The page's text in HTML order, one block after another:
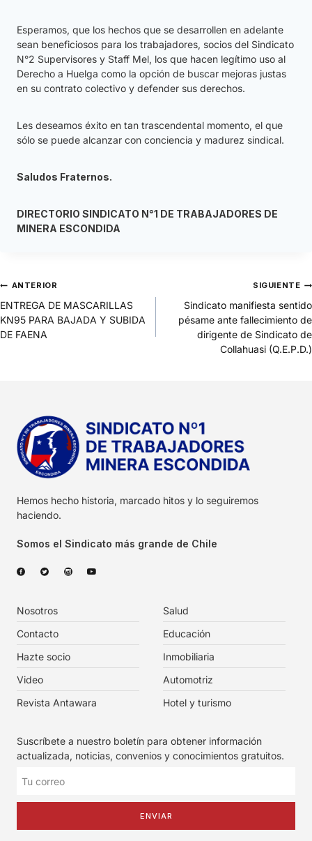
Esperamos, que los hechos que se desarrollen en adelante
sean beneficiosos para los trabajadores, socios del Sindicato
N°2 Supervisores y Staff Mel, los que hacen legítimo uso al
Derecho a Huelga como la opción de buscar mejoras justas
en su contrato colectivo y defender sus derechos.
Les deseamos éxito en tan trascendental momento, el que
sólo se puede alcanzar con conciencia y madurez sindical.
Saludos Fraternos.
DIRECTORIO SINDICATO N°1 DE TRABAJADORES DE
MINERA ESCONDIDA
ANTERIOR
ENTREGA DE MASCARILLAS
KN95 PARA BAJADA Y SUBIDA
DE FAENA
SIGUIENTE
Sindicato manifiesta sentido
pésame ante fallecimiento de
dirigente de Sindicato de
Collahuasi (Q.E.P.D.)
Hemos hecho historia, marcado hitos y lo seguiremos
haciendo.
Somos el Sindicato más grande de Chile
Nosotros
Contacto
Hazte socio
Video
Revista Antawara
Salud
Educación
Inmobiliaria
Automotriz
Hotel y turismo
Suscríbete a nuestro boletín para obtener información
actualizada, noticias, convenios y conocimientos gratuitos.
ENVIAR